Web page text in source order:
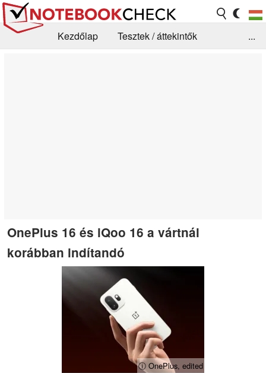
Kezdőlap
Tesztek / áttekintők
...
OnePlus 16 és iQoo 16 a vártnál
korábban indítandó
ⓘ OnePlus, edited